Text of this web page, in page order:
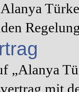
„Alanya
mit